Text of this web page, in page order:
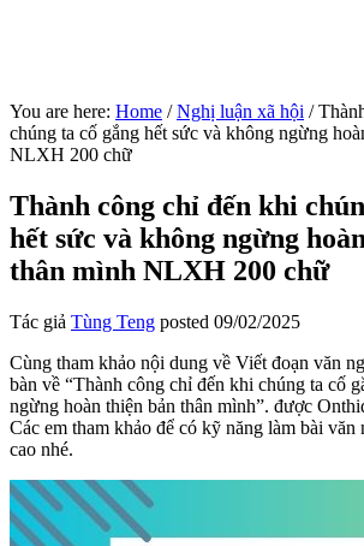
You are here: Home / Nghị luận xã hội /
chúng ta cố gắng hết sức và không ngừng
NLXH 200 chữ
Thành công chỉ đến khi
hết sức và không ngừng
thân mình NLXH 200 chữ
Tác giả Tùng Teng posted 09/02/2025
Cùng tham khảo nội dung về Viết đoạn văn
bàn về “Thành công chỉ đến khi chúng ta cố
ngừng hoàn thiện bản thân mình”. được
Các em tham khảo để có kỹ năng làm bài văn
cao nhé.